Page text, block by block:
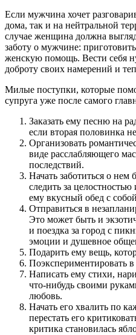
Если мужчина хочет
дома, так и на нейтральной
случае женщина должна
заботу о мужчине:
женскую помощь. Вести себя
доброту своих намерений и
Милые поступки, которые
супруга уже после самого
Заказать ему песню на
если вторая половинка
Организовать
виде расслабляющего
последствий.
Начать заботиться о
следить за
ему вкусный обед с
Отправиться в
Это может быть и
и поездка за город с
эмоции и душевное
Подарить ему вещь,
Поэкспериментировать в
Написать ему стихи,
что-нибудь своими
любовь.
Начать его хвалить по
перестать его
критика становилась